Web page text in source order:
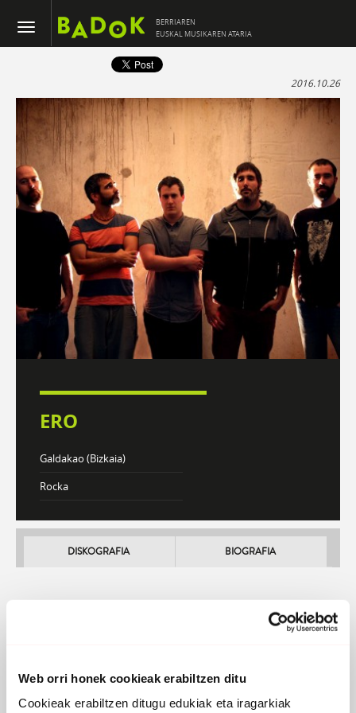
Web orri honek cookieak erabiltzen ditu
Cookieak erabiltzen ditugu edukiak eta iragarkiak
BERRIAREN
EUSKAL MUSIKAREN ATARIA
2016.10.26
ERO
Galdakao (Bizkaia)
Rocka
DISKOGRAFIA BIOGRAFIA
ume jaio berri bat banintz bezala